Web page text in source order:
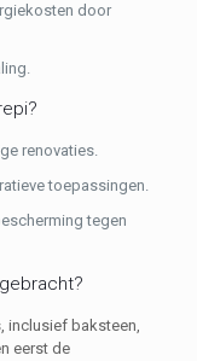
door
renovaties.
toepassingen.
tegen
inclusief baksteen,
eerst de